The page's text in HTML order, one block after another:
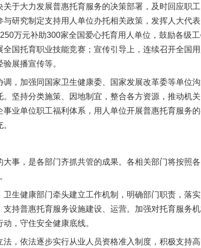
大力发展普惠托育服务的决策部署，及时回应职
研究制定支持用人单位办托相关政策，发挥人大代
万元补助300家全国爱心托育用人单位，鼓励各级
国托育职业技能竞赛；宣传引导上，连续召开全国
展播宣传等。
加强同国家卫生健康委、国家发展改革委等单位
坚持分类施策、因地制宜，整合各方资源，推动机
业单位职工福利体系，用人单位开展普惠托育服务
，是各部门齐抓共管的成果。各相关部门将按照
健康部门牵头建立工作机制，明确部门职责，落实
持普惠托育服务设施建设、运营。加强对托育服务
，守住安全健康底线。
依法逐步实行从业人员资格准入制度，积极支持